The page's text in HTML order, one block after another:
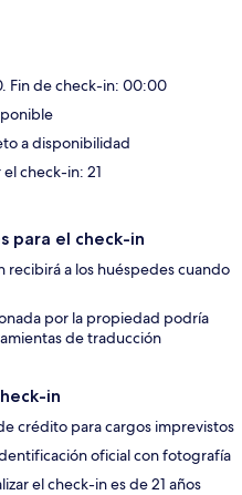
Fin de check-in: 00:00
a disponibilidad
check-in: 21
para el check-in
recibirá a los huéspedes cuando
por la propiedad podría
de traducción
in
crédito para cargos imprevistos
oficial con fotografía
el check-in es de 21 años